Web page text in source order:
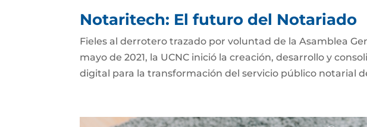
Notaritech: El futuro del Notariado
Fieles al derrotero trazado por voluntad de la Asamblea
mayo de 2021, la UCNC inició la creación, desarrollo y
digital para la transformación del servicio público notarial